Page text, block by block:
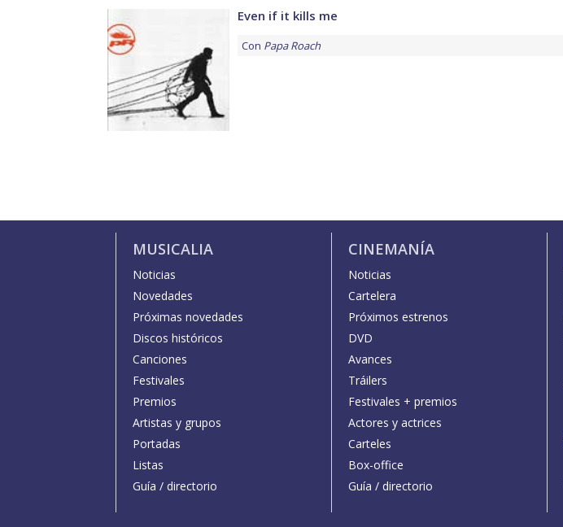
Even if it kills me
Con Papa Roach
MUSICALIA
Noticias
Novedades
Próximas novedades
Discos históricos
Canciones
Festivales
Premios
Artistas y grupos
Portadas
Listas
Guía / directorio
CINEMANÍA
Noticias
Cartelera
Próximos estrenos
DVD
Avances
Tráilers
Festivales + premios
Actores y actrices
Carteles
Box-office
Guía / directorio